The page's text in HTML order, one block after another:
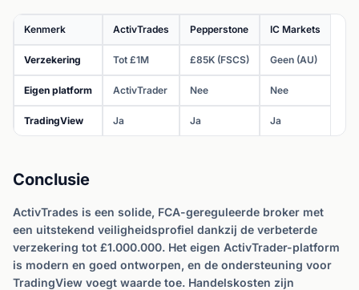
Kenmerk ActivTrades Pepperstone IC Markets
Verzekering Tot £1M £85K (FSCS) Geen (AU)
Eigen platform ActivTrader Nee Nee
TradingView Ja Ja Ja
Conclusie
ActivTrades is een solide, FCA-gereguleerde broker met
een uitstekend veiligheidsprofiel dankzij de verbeterde
verzekering tot £1.000.000. Het eigen ActivTrader-platform
is modern en goed ontworpen, en de ondersteuning voor
TradingView voegt waarde toe. Handelskosten zijn